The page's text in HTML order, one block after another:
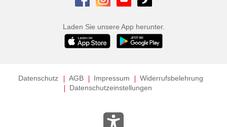
Laden Sie unsere App herunter.
Datenschutz AGB Impressum
Widerrufsbelehrung
Datenschutzeinstellungen